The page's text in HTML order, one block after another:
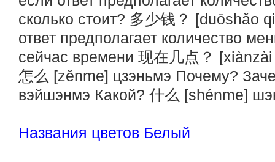
сколько стоит? 多少钱？ [duōshǎo
ответ предполагает количество
сейчас времени 现在几点？
怎么 [zěnme] цзэньмэ Почему?
вэйшэнмэ Какой? 什么 [shénme]
Названия цветов Белый